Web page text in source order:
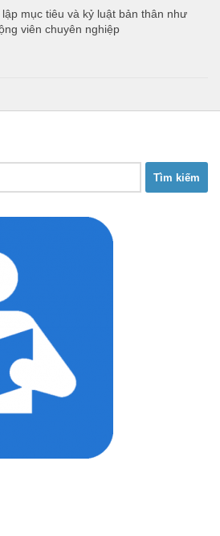
mục tiêu và kỷ luật bản thân như
viên chuyên nghiệp